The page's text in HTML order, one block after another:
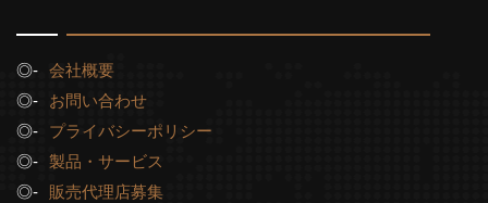
会社概要
お問い合わせ
プライバシーポリシー
製品・サービス
販売代理店募集